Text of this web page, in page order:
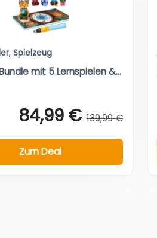
, Spielzeug
mit 5 Lernspielen &...
84,99 € 139,99 €
Zum Deal